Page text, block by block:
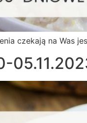
czekają na Was